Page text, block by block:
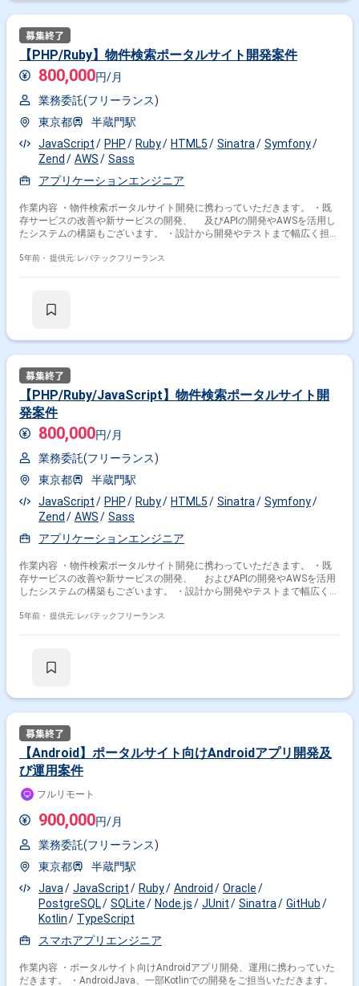
【PHP/Ruby】物件検索ポータルサイト開発案件
800,000円/月
業務委託(フリーランス)
東京都
半蔵門駅
JavaScript
PHP Ruby HTML5 Sinatra
Symfony
Zend
AWS
Sass
アプリケーションエンジニア
作業内容 ・物件検索ポータルサイト開発に携わっていただきます。 ・既
存サービスの改善や新サービスの開発、 及びAPIの開発やAWSを活用し
たシステムの構築もございます。 ・設計から開発やテストまで幅広く担当
動いたします。
5年前・ 提供元: レバテックフリーランス
【PHP/Ruby/JavaScript】物件検索ポータルサイト開
発案件
800,000円/月
業務委託(フリーランス)
東京都
半蔵門駅
JavaScript
PHP Ruby HTML5 Sinatra
Symfony
Zend
AWS
Sass
アプリケーションエンジニア
作業内容 ・物件検索ポータルサイト開発に携わっていただきます。 ・既
存サービスの改善や新サービスの開発、 およびAPIの開発やAWSを活用
したシステムの構築もございます。 ・設計から開発やテストまで幅広く担
変動いたします。
5年前・ 提供元: レバテックフリーランス
【Android】ポータルサイト向けAndroidアプリ開発及
び運用案件
フルリモート
900,000円/月
業務委託(フリーランス)
東京都
半蔵門駅
Java
JavaScript Ruby Android
Oracle
PostgreSQL
SQLite Node.js JUnit Sinatra
GitHub
Kotlin
TypeScript
スマホアプリエンジニア
作業内容 ・ポータルサイト向けAndroidアプリ開発、運用に携わっていた
だきます。 ・AndroidJava、一部Kotlinでの開発をご担当いただきます。